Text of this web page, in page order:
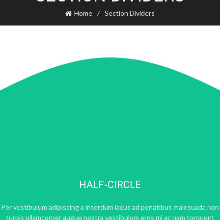
Home Section Dividers
HALF-CIRCLE
Per vestibulum adipiscing a interdum lacus ad penatibus malesuada non
turpis ullamcorper augue nostra vestibulum eros mi ac nam torquent